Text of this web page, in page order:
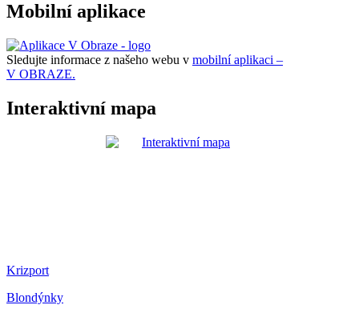
Mobilní aplikace
Sledujte informace z našeho webu v mobilní aplikaci –
V OBRAZE.
Interaktivní mapa
Krizport
Blondýnky